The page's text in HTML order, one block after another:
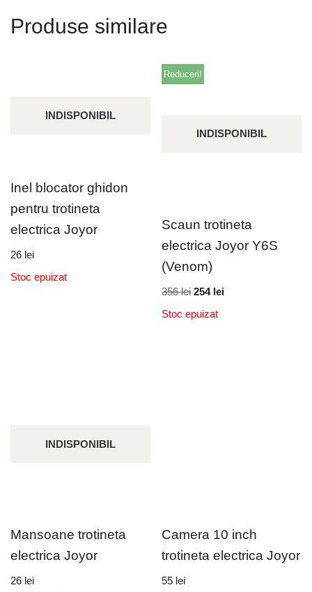
Produse similare
INDISPONIBIL
Inel blocator ghidon
pentru trotineta
electrica Joyor
26 lei
Stoc epuizat
INDISPONIBIL
Reduceri!
Scaun trotineta
electrica Joyor Y6S
(Venom)
356lei 254 lei
Stoc epuizat
INDISPONIBIL
Mansoane trotineta
electrica Joyor
26 lei
Camera 10 inch
trotineta electrica Joyor
55 lei